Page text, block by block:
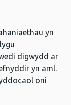
yn
digwydd ar
yn aml.
oni